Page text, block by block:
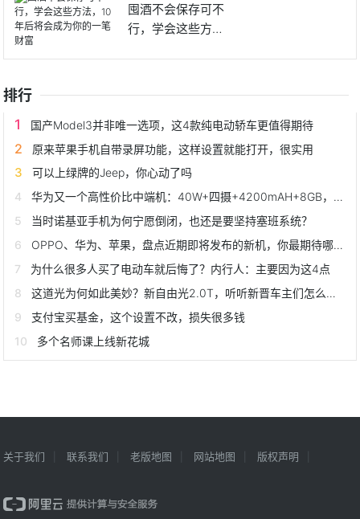
囤酒不会保存可不
行，学会这些方
排行
国产Model3并非唯一选项，这4款纯电动轿车更值得期待
原来苹果手机自带录屏功能，这样设置就能打开，很实用
可以上绿牌的Jeep，你心动了吗
华为又一个高性价比中端机：40W+四摄+4200mAH+8GB，已降至1999
当时诺基亚手机为何宁愿倒闭，也还是要坚持塞班系统？
OPPO、华为、苹果，盘点近期即将发布的新机，你最期待哪一款？
为什么很多人买了电动车就后悔了？内行人：主要因为这4点
这道光为何如此美妙？新自由光2.0T，听听新晋车主们怎么说它
支付宝买基金，这个设置不改，损失很多钱
多个名师课上线新花城
关于我们 联系我们 老版地图 网站地图 版权声明